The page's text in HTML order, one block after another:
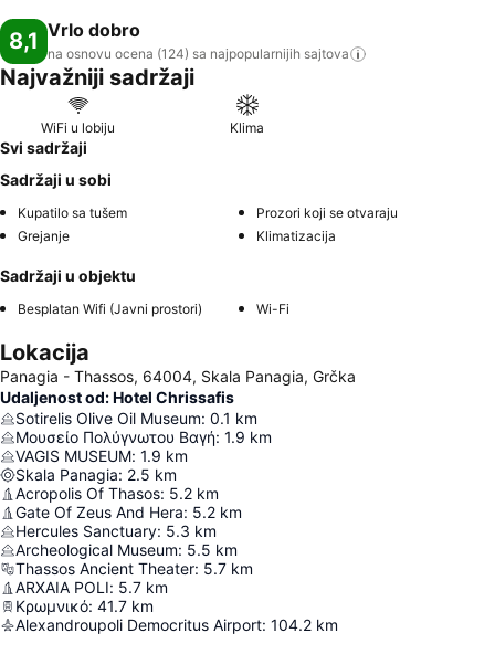
8,1 Vrlo dobro
na osnovu ocena (124) sa najpopularnijih sajtova
Najvažniji sadržaji
WiFi u lobiju Klima
Svi sadržaji
Sadržaji u sobi
Kupatilo sa tušem
Prozori koji se otvaraju
Grejanje
Klimatizacija
Sadržaji u objektu
Besplatan Wifi (Javni prostori) Wi-Fi
Lokacija
Panagia - Thassos, 64004, Skala Panagia, Grčka
Udaljenost od: Hotel Chrissafis
Sotirelis Olive Oil Museum: 0.1 km
Μουσείο Πολύγνωτου Βαγή: 1.9 km
VAGIS MUSEUM: 1.9 km
Skala Panagia: 2.5 km
Acropolis Of Thasos: 5.2 km
Gate Of Zeus And Hera: 5.2 km
Hercules Sanctuary: 5.3 km
Archeological Museum: 5.5 km
Thassos Ancient Theater: 5.7 km
ARXAIA POLI: 5.7 km
Κρωμνικό: 41.7 km
Alexandroupoli Democritus Airport: 104.2 km